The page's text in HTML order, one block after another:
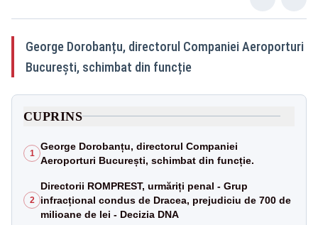
George Dorobanțu, directorul Companiei Aeroporturi
București, schimbat din funcție
CUPRINS
1
George Dorobanțu, directorul Companiei
Aeroporturi București, schimbat din funcție.
2
Directorii ROMPREST, urmăriți penal - Grup
infracțional condus de Dracea, prejudiciu de 700 de
milioane de lei - Decizia DNA